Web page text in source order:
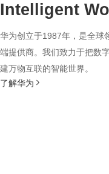
Intelligent
华为创立于1987年，是全球
端提供商。我们致力于把数
建万物互联的智能世界。
了解华为